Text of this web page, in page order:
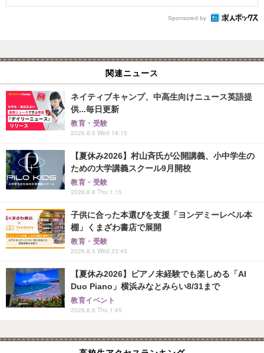
Sponsored by
関連ニュース
ネイティブキャンプ、中高生向けニュース英語提
供...毎日更新
教育・受験
2026.8.5 Wed 18:15
【夏休み2026】村山斉氏が公開講義、小中学生の
ための大学講義スクール9月開校
教育・受験
2026.8.6 Thu 1:15
子供に合った本選びを支援「ヨンデミーレベル本
棚」くまざわ書店で展開
教育・受験
2026.8.5 Wed 23:45
【夏休み2026】ピアノ未経験でも楽しめる「AI
Duo Piano」横浜みなとみらい8/31まで
教育イベント
2026.8.6 Thu 1:45